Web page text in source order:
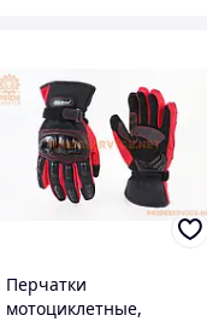
Перчатки
мотоциклетные,